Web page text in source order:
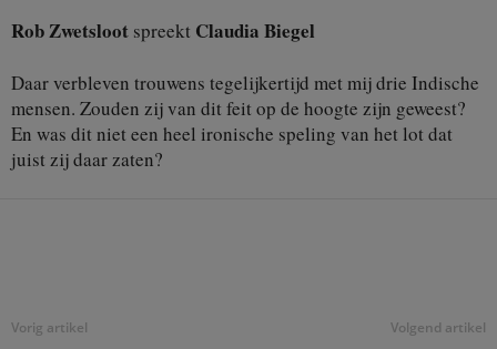
Rob Zwetsloot spreekt Claudia Biegel
Daar verbleven trouwens tegelijkertijd met mij drie Indische
mensen. Zouden zij van dit feit op de hoogte zijn geweest?
En was dit niet een heel ironische speling van het lot dat
juist zij daar zaten?
Vorig artikel Volgend artikel